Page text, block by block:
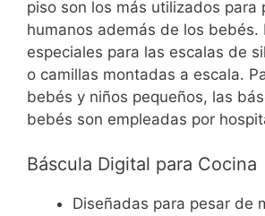
piso son los más utilizados para
humanos además de los bebés.
especiales para las escalas de
o camillas montadas a escala.
bebés y niños pequeños, las
bebés son empleadas por
Báscula Digital para Cocina
Diseñadas para pesar de